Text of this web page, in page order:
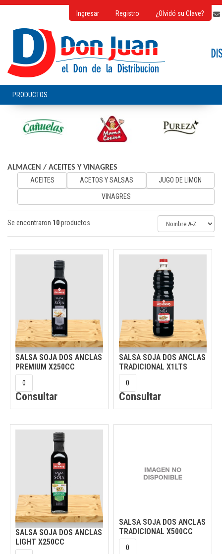
Ingresar Registro ¿Olvidó su Clave?
ALMACEN / ACEITES Y VINAGRES
ACEITES
ACETOS Y SALSAS JUGO DE LIMON
VINAGRES
Se encontraron 10productos
SALSA SOJA DOS ANCLAS
PREMIUM X250CC
Consultar
SALSA SOJA DOS ANCLAS
TRADICIONAL X1LTS
Consultar
SALSA SOJA DOS ANCLAS
LIGHT X250CC
SALSA SOJA DOS ANCLAS
TRADICIONAL X500CC